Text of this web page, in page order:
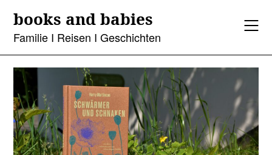
content
books and babies
Familie I Reisen I Geschichten